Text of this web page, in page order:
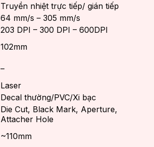
Truyền nhiệt trực tiếp/ gián tiếp
64 mm/s – 305 mm/s
203 DPI – 300 DPI – 600DPI
102mm
–
Laser
Decal thường/PVC/Xi bạc
Die Cut, Black Mark, Aperture,
Attacher Hole
~110mm